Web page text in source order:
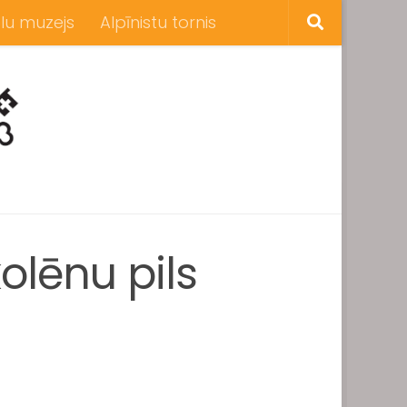
muzejs Alpīnistu tornis
pils